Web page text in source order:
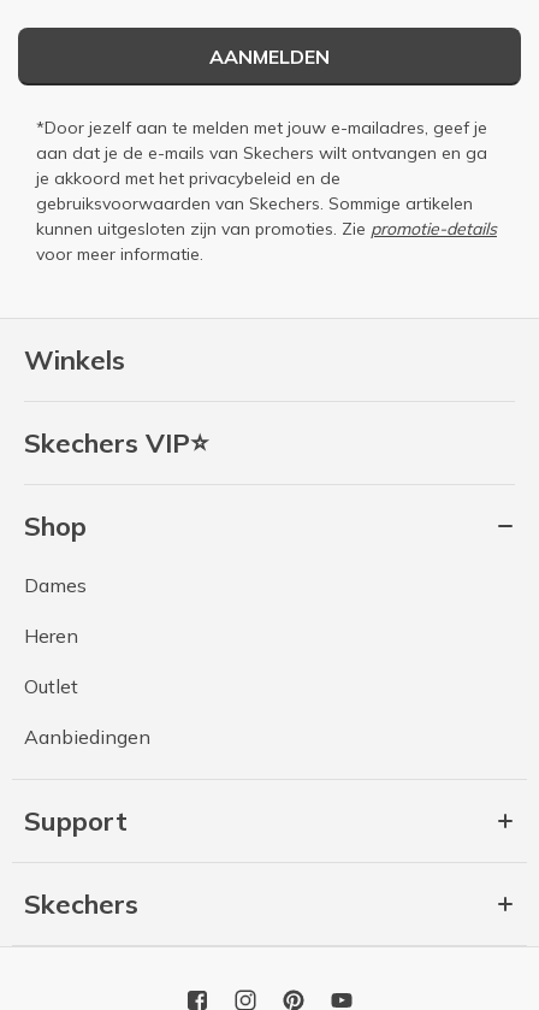
Winkels
Skechers VIP⭐
Shop
Dames
Heren
Outlet
Aanbiedingen
Support
Skechers
AANMELDEN
*Door jezelf aan te melden met jouw e-mailadres, geef je
aan dat je de e-mails van Skechers wilt ontvangen en ga
je akkoord met het privacybeleid en de
gebruiksvoorwaarden van Skechers. Sommige artikelen
kunnen uitgesloten zijn van promoties. Zie promotie-details
voor meer informatie.